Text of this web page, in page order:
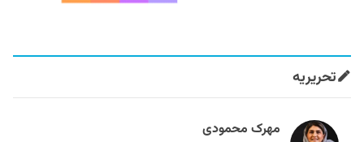
تحریریه
مهرک محمودی